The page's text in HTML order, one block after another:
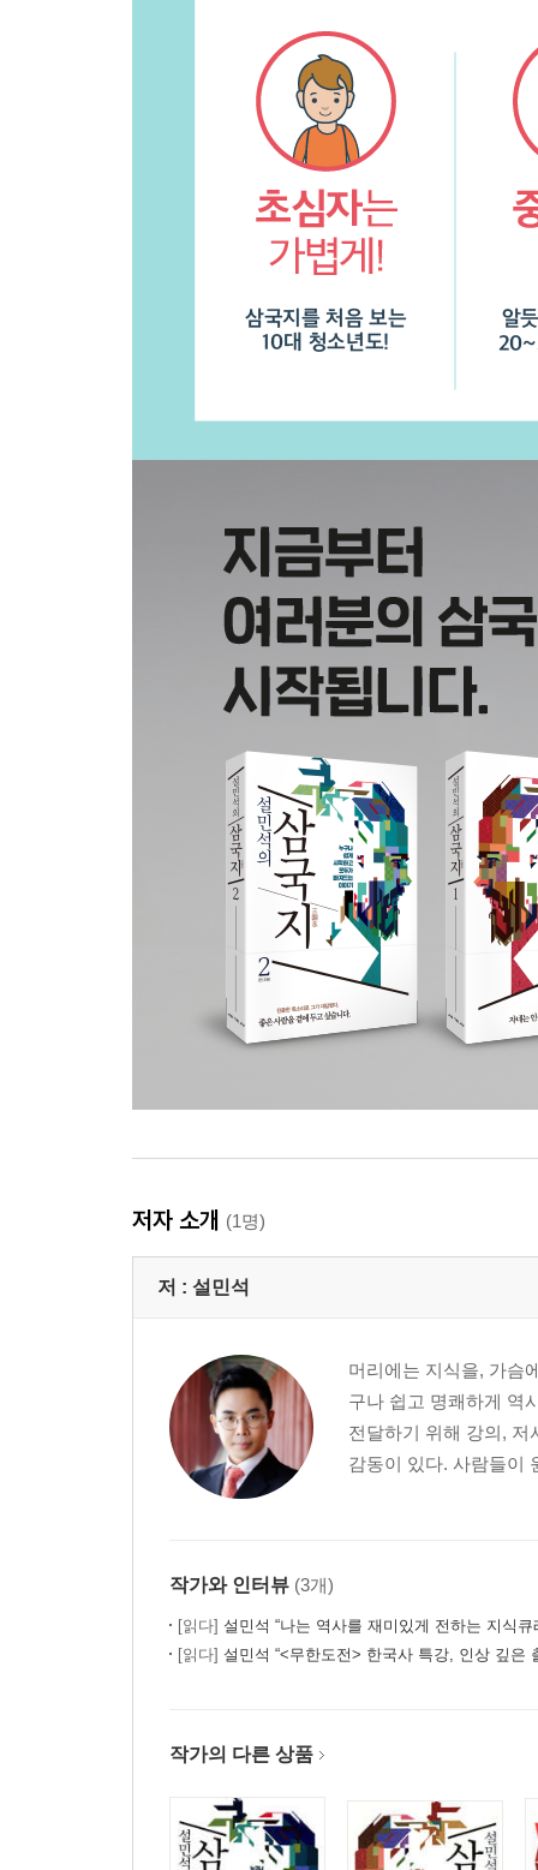
저자 소개 (1명)
저 : 설민석
머리에는 지식을, 가슴
구나 쉽고 명쾌하게 역
전달하기 위해 강의,
감동이 있다. 사람들이
작가와 인터뷰 (3개)
[읽다] 설민석 “나는 역사를 재미있게 전하는 지식큐
[읽다] 설민석 “<무한도전> 한국사 특강, 인상 깊은
작가의 다른 상품